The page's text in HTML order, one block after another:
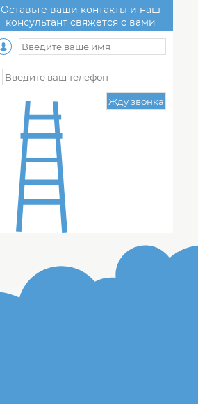
Оставьте ваши контакты и наш
консультант свяжется с вами